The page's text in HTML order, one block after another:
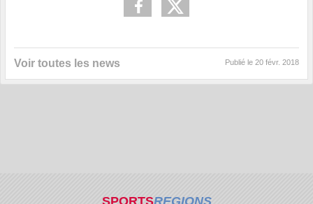
Voir toutes les news Publié le 20 févr. 2018
SPORTSREGIONS